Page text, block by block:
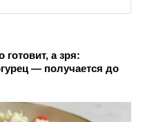
готовит, а зря:
— получается до